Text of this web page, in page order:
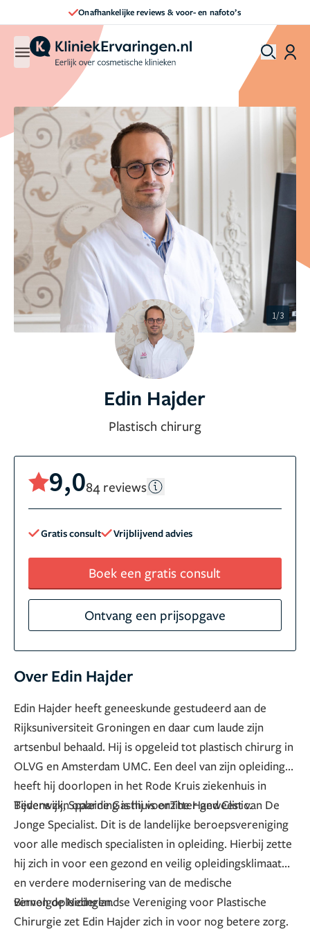
Direct een afspraak maken
1/3
Edin Hajder
Plastisch chirurg
9,084 reviews
Gratis consult Vrijblijvend advies
Boek een gratis consult
Ontvang een prijsopgave
Over Edin Hajder
Edin Hajder heeft geneeskunde gestudeerd aan de
Rijksuniversiteit Groningen en daar cum laude zijn
artsenbul behaald. Hij is opgeleid tot plastisch chirurg in
OLVG en Amsterdam UMC. Een deel van zijn opleiding
heeft hij doorlopen in het Rode Kruis ziekenhuis in
Beverwijk, Spaarne Gasthuis enThe Hand Clinic.
Tijdens zijn opleiding is hij voorzitter geweest van De
Jonge Specialist. Dit is de landelijke beroepsvereniging
voor alle medisch specialisten in opleiding. Hierbij zette
hij zich in voor een gezond en veilig opleidingsklimaat
en verdere modernisering van de medische
vervolgopleidingen.
Binnen de Nederlandse Vereniging voor Plastische
Chirurgie zet Edin Hajder zich in voor nog betere zorg.